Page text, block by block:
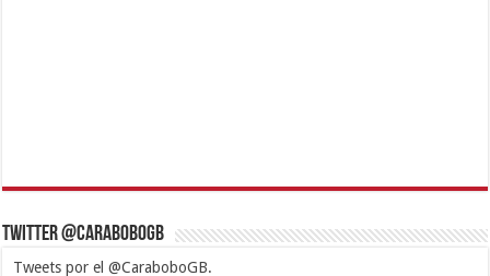
Twitter @CaraboboGB
Tweets por el @CaraboboGB.